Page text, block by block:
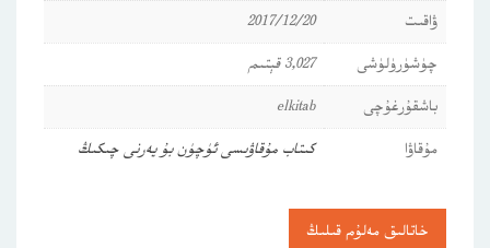
ۋاقىت
2017/12/20
چۈشۈرۈلۈشى
3,027 قېتىم
باشقۇرغۇچى
elkitab
مۇقاۋا
كىتاب مۇقاۋىسى ئۈچۈن بۇ يەرنى چىكىڭ
خاتالىق مەلۇم قىلىڭ